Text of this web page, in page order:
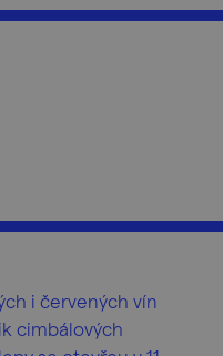
i červených vín
cimbálových